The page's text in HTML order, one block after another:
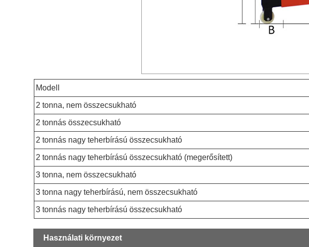
Modell
2 tonna, nem összecsukható
2 tonnás összecsukható
2 tonnás nagy teherbírású összecsukható
2 tonnás nagy teherbírású összecsukható (megerősített)
3 tonna, nem összecsukható
3 tonna nagy teherbírású, nem összecsukható
3 tonnás nagy teherbírású összecsukható
Használati környezet